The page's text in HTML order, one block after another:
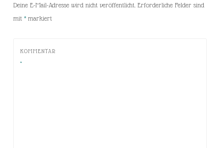
Deine E-Mail-Adresse wird nicht veröffentlicht. Erforderliche Felder sind
mit *markiert
KOMMENTAR
*